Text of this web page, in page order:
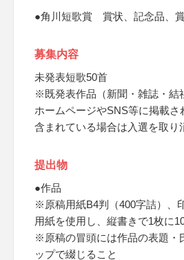
●角川短歌賞 賞状、記念品、
募集内容
未発表短歌50首
※既発表作品（新聞・雑誌・結
ホームページやSNS等に掲載
含まれている場合は入選を取り
提出物
●作品
※原稿用紙B4判（400字詰）、
用紙を使用し、縦書きで1枚に
※原稿の冒頭には作品の表題・
ップで綴じること